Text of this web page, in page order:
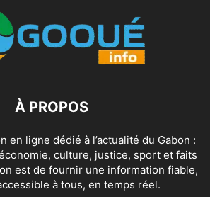
À PROPOS
en ligne dédié à l’actualité du Gabon :
culture, justice, sport et faits
est de fournir une information fiable,
à tous, en temps réel.